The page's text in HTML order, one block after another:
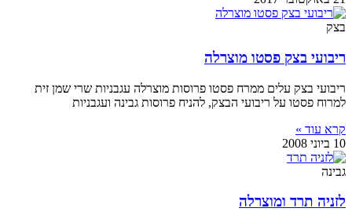
בצק
ריבועי בצק פסטו מוצרלה
ריבועי בצק עלים ממרח פסטו פרוסות מוצרלה עגבניות שרי שמן זית
למרוח פסטו על ריבועי הבצק, להניח פרוסות גבינה ועגבניות
קרא עוד »
10 ביוני 2008
גבינה
לזניה תרד ומוצרלה